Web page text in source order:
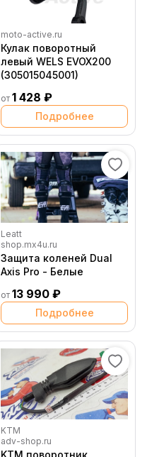
moto-active.ru
Кулак поворотный
левый WELS EVOX200
(305015045001)
от 1 428 ₽
Подробнее
Leatt
shop.mx4u.ru
Защита коленей Dual
Axis Pro - Белые
от 13 990 ₽
Подробнее
KTM
adv-shop.ru